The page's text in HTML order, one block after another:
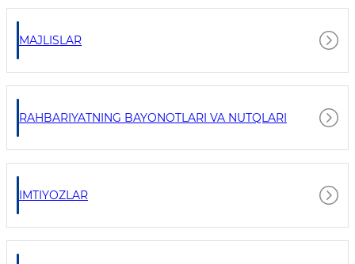
MAJLISLAR
RAHBARIYATNING BAYONOTLARI VA NUTQLARI
IMTIYOZLAR